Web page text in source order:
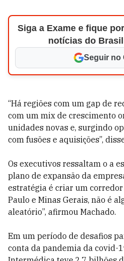
Siga a Exame e fique
notícias do
Seguir no
“Há regiões com um gap de
com um mix de crescimento
unidades novas e, surgindo
com fusões e aquisições”,
Os executivos ressaltam o a
plano de expansão da
estratégia é criar um
Paulo e Minas Gerais, não é
aleatório”, afirmou Machado.
Em um período de desafios
conta da pandemia da covid-